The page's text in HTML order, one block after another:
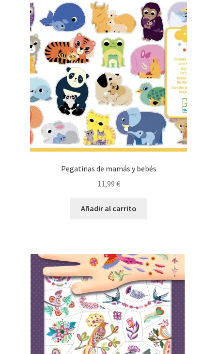
Pegatinas de mamás y bebés
11,99 €
Añadir al carrito